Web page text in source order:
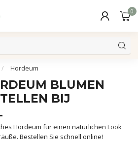
0
/ Hordeum
BLUMEN
BIJ
Hordeum für einen natürlichen Look
Bestellen Sie schnell online!